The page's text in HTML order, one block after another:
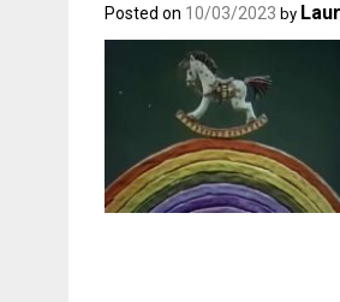
Posted on 10/03/2023 by